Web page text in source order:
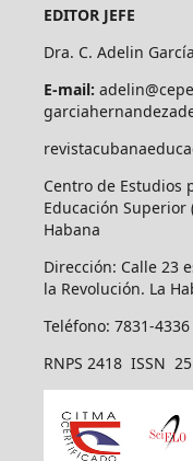
EDITOR JEFE
Dra. C. Adelin
E-mail:
Centro de Estudios
Educación Superior
Habana
Dirección: Calle 23
la Revolución. La
Teléfono: 7831-4336
RNPS 2418 ISSN